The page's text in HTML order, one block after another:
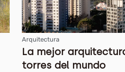
Arquitectura
La mejor
torres del mundo